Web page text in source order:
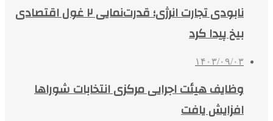
نابودی تجارت انرژی؛ قدرت‌نمایی‌ ۲ غول اقتصادی
بیخ پیدا کرد
۱۴۰۳/۰۹/۰۳
وظایف هیئت اجرایی مرکزی انتخابات شوراها
افزایش یافت